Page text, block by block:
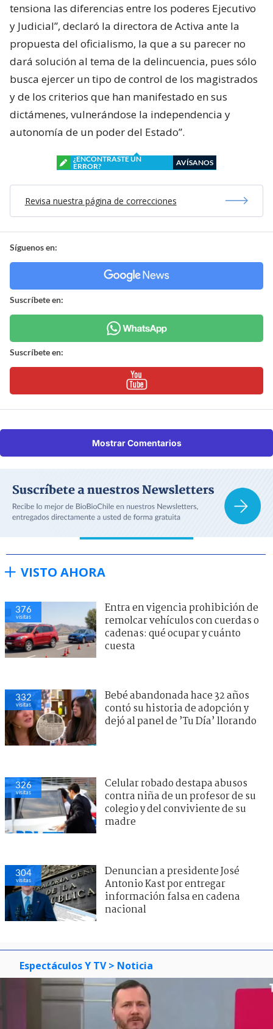
tensiona las diferencias entre los poderes Ejecutivo
y Judicial”, declaró la directora de Activa ante la
propuesta del oficialismo, la que a su parecer no
dará solución al tema de la delincuencia, pues sólo
busca ejercer un tipo de control de los magistrados
y de los criterios que han manifestado en sus
dictámenes, vulnerándose la independencia y
autonomía de un poder del Estado”.
¿ENCONTRASTE UN
ERROR?
AVÍSANOS
Revisa nuestra página de correcciones
Síguenos en:
Suscríbete en:
Suscríbete en:
Mostrar Comentarios
VISTO AHORA
376
visitas
Entra en vigencia prohibición de
remolcar vehículos con cuerdas o
cadenas: qué ocupar y cuánto
cuesta
332
visitas
Bebé abandonada hace 32 años
contó su historia de adopción y
dejó al panel de ’Tu Día’ llorando
326
visitas
Celular robado destapa abusos
contra niña de un profesor de su
colegio y del conviviente de su
madre
304
visitas
Denuncian a presidente José
Antonio Kast por entregar
información falsa en cadena
nacional
Espectáculos Y TV > Noticia